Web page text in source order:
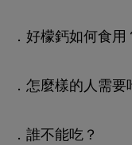
．好檬鈣如何食用
．怎麼樣的人需要
．誰不能吃？